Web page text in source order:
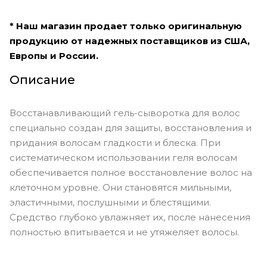
* Наш магазин продает только оригинальную
продукцию от надежных поставщиков из США,
Европы и России.
Описание
Восстанавливающий гель-сыворотка для волос
специально создан для защиты, восстановления и
придания волосам гладкости и блеска. При
систематическом использовании геля волосам
обеспечивается полное восстановление волос на
клеточном уровне. Они становятся мильными,
эластичными, послушными и блестящими.
Средство глубоко увлажняет их, после нанесения
полностью впитывается и не утяжеляет волосы.